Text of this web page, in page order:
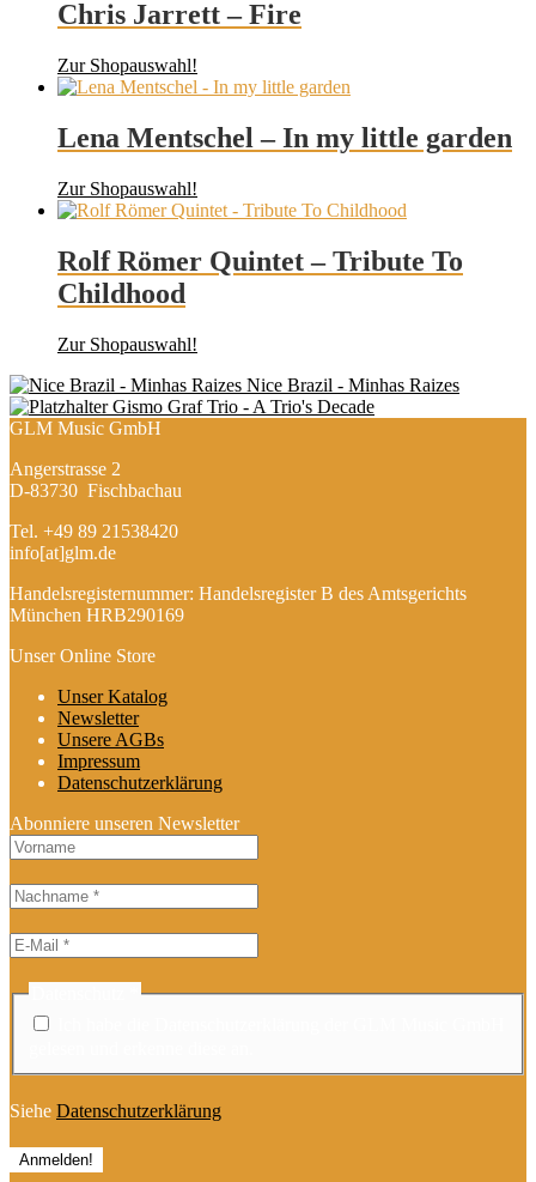
Chris Jarrett – Fire
Zur Shopauswahl!
Lena Mentschel – In my little garden
Zur Shopauswahl!
Rolf Römer Quintet – Tribute To
Childhood
Zur Shopauswahl!
Nice Brazil - Minhas Raizes
Gismo Graf Trio - A Trio's Decade
GLM Music GmbH
Angerstrasse 2
D-83730 Fischbachau
Tel. +49 89 21538420
info[at]glm.de
Handelsregisternummer: Handelsregister B des Amtsgerichts
München HRB290169
Unser Online Store
Unser Katalog
Newsletter
Unsere AGBs
Impressum
Datenschutzerklärung
Abonniere unseren Newsletter
Siehe Datenschutzerklärung